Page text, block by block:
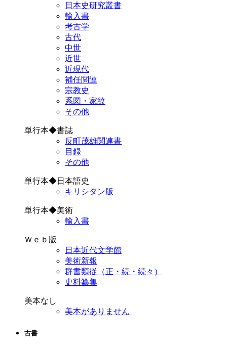
日本史研究叢書
輸入書
考古学
古代
中世
近世
近現代
補任関連
宗教史
系図・家紋
その他
単行本◆書誌
反町茂雄関連書
目録
その他
単行本◆日本語史
キリシタン版
単行本◆美術
輸入書
Ｗｅｂ版
日本近代文学館
美術新報
群書類従（正・続・続々）
史料纂集
美本なし
美本がありません
古書